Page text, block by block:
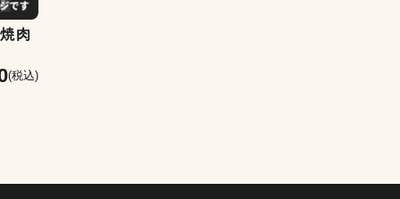
肉
(税込)